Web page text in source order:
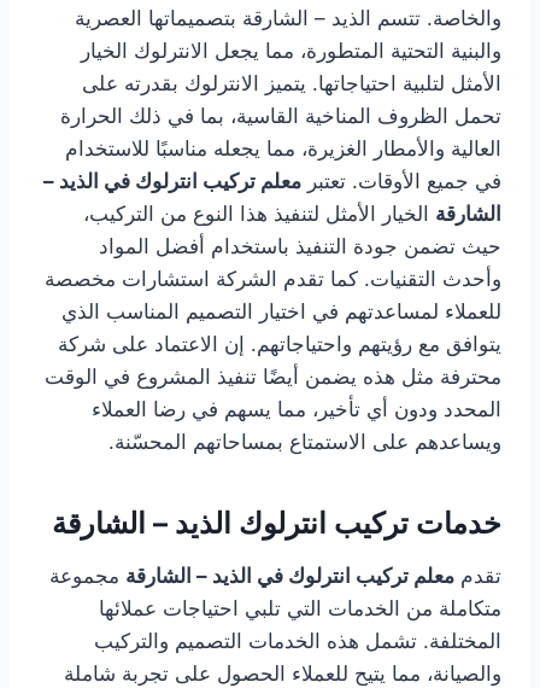
والخاصة. تتسم الذيد – الشارقة بتصميماتها العصرية
والبنية التحتية المتطورة، مما يجعل الانترلوك الخيار
الأمثل لتلبية احتياجاتها. يتميز الانترلوك بقدرته على
تحمل الظروف المناخية القاسية، بما في ذلك الحرارة
العالية والأمطار الغزيرة، مما يجعله مناسبًا للاستخدام
في جميع الأوقات. تعتبر معلم تركيب انترلوك في الذيد –
الشارقة الخيار الأمثل لتنفيذ هذا النوع من التركيب،
حيث تضمن جودة التنفيذ باستخدام أفضل المواد
وأحدث التقنيات. كما تقدم الشركة استشارات مخصصة
للعملاء لمساعدتهم في اختيار التصميم المناسب الذي
يتوافق مع رؤيتهم واحتياجاتهم. إن الاعتماد على شركة
محترفة مثل هذه يضمن أيضًا تنفيذ المشروع في الوقت
المحدد ودون أي تأخير، مما يسهم في رضا العملاء
ويساعدهم على الاستمتاع بمساحاتهم المحسّنة.
خدمات تركيب انترلوك الذيد – الشارقة
تقدم معلم تركيب انترلوك في الذيد – الشارقة مجموعة
متكاملة من الخدمات التي تلبي احتياجات عملائها
المختلفة. تشمل هذه الخدمات التصميم والتركيب
والصيانة، مما يتيح للعملاء الحصول على تجربة شاملة